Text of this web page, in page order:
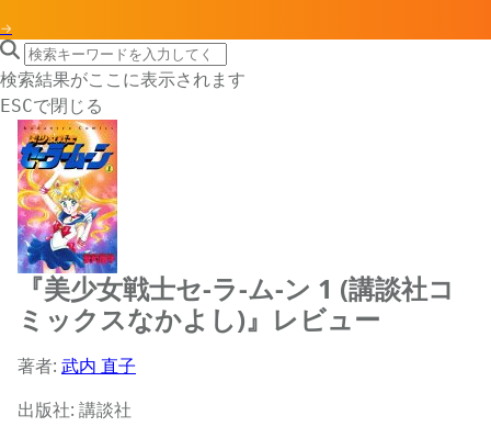
→
search icon
サイト内検索
検索結果がここに表示されます
ESCで閉じる
『美少女戦士セ-ラ-ム-ン 1 (講談社コ
ミックスなかよし)』レビュー
著者: 武内 直子
出版社: 講談社